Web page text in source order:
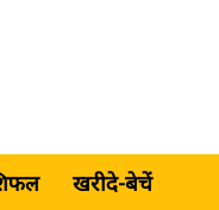
खरीदे-बेचें